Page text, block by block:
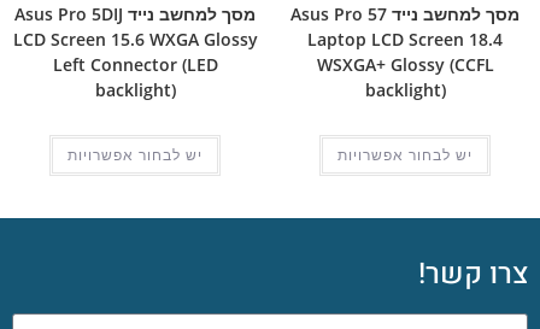
מסך למחשב נייד Asus Pro 57
Laptop LCD Screen 18.4
WSXGA+ Glossy (CCFL
backlight)
יש לבחור אפשרויות
מסך למחשב נייד Asus Pro 5DIJ
LCD Screen 15.6 WXGA Glossy
Left Connector (LED
backlight)
יש לבחור אפשרויות
צרו קשר!